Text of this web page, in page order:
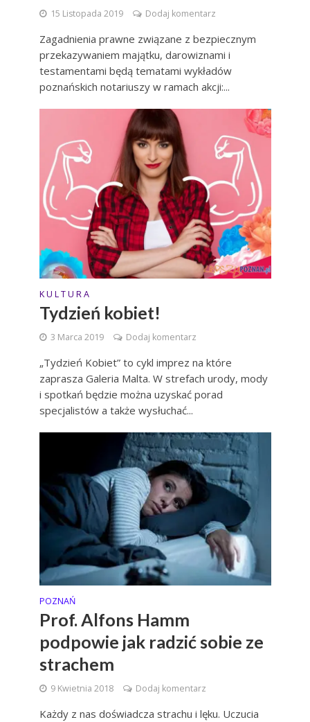
15 Listopada 2019 Dodaj komentarz
Zagadnienia prawne związane z bezpiecznym
przekazywaniem majątku, darowiznami i
testamentami będą tematami wykładów
poznańskich notariuszy w ramach akcji:...
K U L T U R A
Tydzień kobiet!
3 Marca 2019 Dodaj komentarz
„Tydzień Kobiet” to cykl imprez na które
zaprasza Galeria Malta. W strefach urody, mody
i spotkań będzie można uzyskać porad
specjalistów a także wysłuchać...
POZNAŃ
Prof. Alfons Hamm
podpowie jak radzić sobie ze
strachem
9 Kwietnia 2018 Dodaj komentarz
Każdy z nas doświadcza strachu i lęku. Uczucia